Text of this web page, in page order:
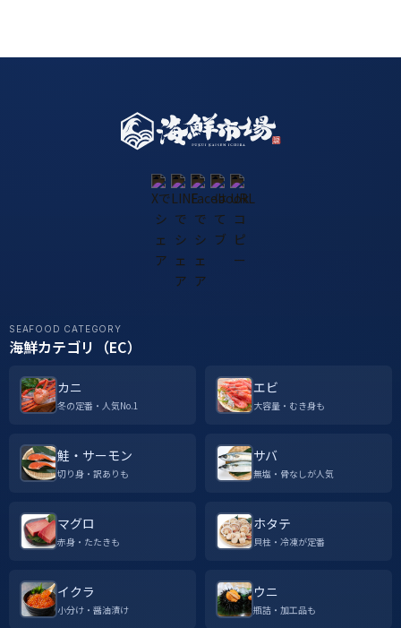
SEAFOOD CATEGORY
海鮮カテゴリ（EC）
カニ
冬の定番・人気No.1
エビ
大容量・むき身も
鮭・サーモン
切り身・訳ありも
サバ
無塩・骨なしが人気
マグロ
赤身・たたきも
ホタテ
貝柱・冷凍が定番
イクラ
小分け・醤油漬け
ウニ
瓶詰・加工品も